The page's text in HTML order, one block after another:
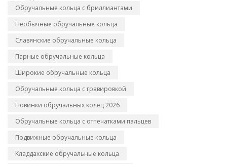
Обручальные кольца с бриллиантами
Необычные обручальные кольца
Славянские обручальные кольца
Парные обручальные кольца
Широкие обручальные кольца
Обручальные кольца с гравировкой
Новинки обручальных колец 2026
Обручальные кольца с отпечатками пальцев
Подвижные обручальные кольца
Кладдахские обручальные кольца